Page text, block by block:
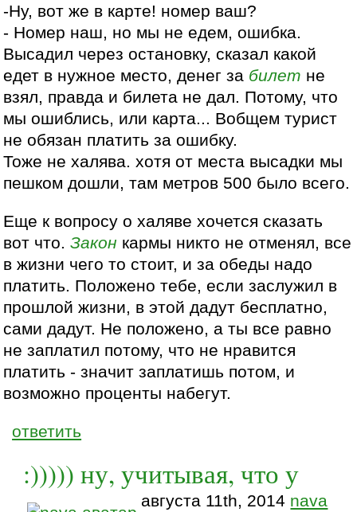
-Ну, вот же в карте! номер ваш?
- Номер наш, но мы не едем, ошибка.
Высадил через остановку, сказал какой
едет в нужное место, денег за билет не
взял, правда и билета не дал. Потому, что
мы ошиблись, или карта... Вобщем турист
не обязан платить за ошибку.
Тоже не халява. хотя от места высадки мы
пешком дошли, там метров 500 было всего.
Еще к вопросу о халяве хочется сказать
вот что.Закон кармы никто не отменял, все
в жизни чего то стоит, и за обеды надо
платить. Положено тебе, если заслужил в
прошлой жизни, в этой дадут бесплатно,
сами дадут. Не положено, а ты все равно
не заплатил потому, что не нравится
платить - значит заплатишь потом, и
возможно проценты набегут.
ответить
:))))) ну, учитывая, что у
августа 11th, 2014 nava